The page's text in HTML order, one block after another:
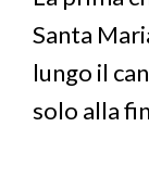
Santa
lungo il
solo alla